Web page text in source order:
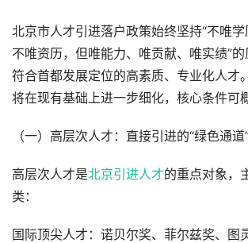
北京市人才引进落户政策始终坚持“不唯学
不唯资历，但唯能力、唯贡献、唯实绩”的
符合首都发展定位的高素质、专业化人才
将在现有基础上进一步细化，核心条件可
（一）高层次人才：直接引进的“绿色通道
高层次人才是北京引进人才的重点对象，
类：
国际顶尖人才：诺贝尔奖、菲尔兹奖、图